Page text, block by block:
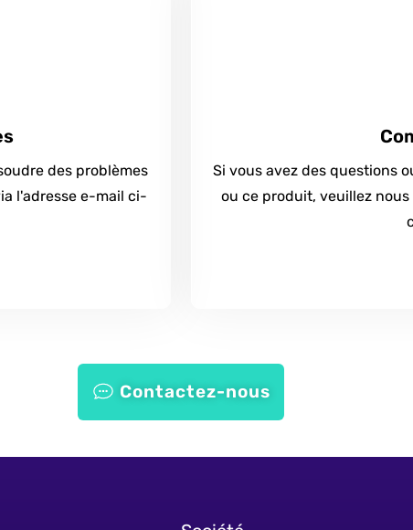
des problèmes
l'adresse e-mail ci-
Si vous avez des questions
ou ce produit, veuillez
Contactez-nous